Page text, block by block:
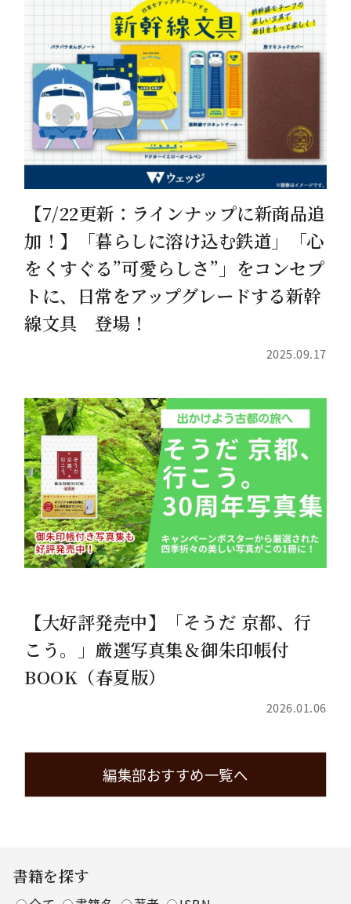
【7/22更新：ラインナップに新商品追
加！】「暮らしに溶け込む鉄道」「心
をくすぐる”可愛らしさ”」をコンセプ
トに、日常をアップグレードする新幹
線文具 登場！
2025.09.17
【大好評発売中】「そうだ 京都、行
こう。」厳選写真集＆御朱印帳付
BOOK（春夏版）
2026.01.06
編集部おすすめ一覧へ
書籍を探す